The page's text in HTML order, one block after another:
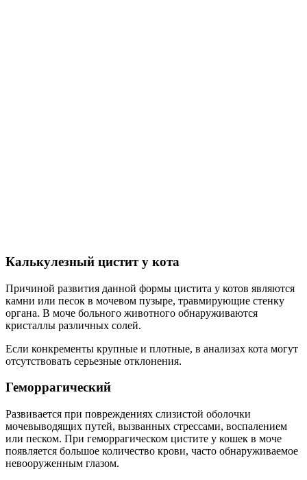
Калькулезный цистит у кота
Причиной развития данной формы цистита у котов являются
камни или песок в мочевом пузыре, травмирующие стенку
органа. В моче больного животного обнаруживаются
кристаллы различных солей.
Если конкременты крупные и плотные, в анализах кота могут
отсутствовать серьезные отклонения.
Геморрагический
Развивается при повреждениях слизистой оболочки
мочевыводящих путей, вызванных стрессами, воспалением
или песком. При геморрагическом цистите у кошек в моче
появляется большое количество крови, часто обнаруживаемое
невооруженным глазом.